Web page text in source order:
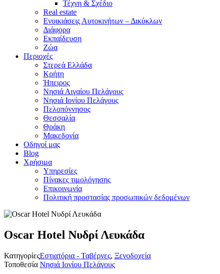
Τέχνη & Σχέδιο
Real estate
Ενοικιάσεις Αυτοκινήτων – Δικύκλων
Διάφορα
Εκπαίδευση
Ζώα
Περιοχές
Στερεά Ελλάδα
Κρήτη
Ήπειρος
Νησιά Αιγαίου Πελάγους
Νησιά Ιονίου Πελάγους
Πελοπόννησος
Θεσσαλία
Θράκη
Μακεδονία
Οδηγοί μας
Blog
Χρήσιμα
Υπηρεσίες
Πίνακες τιμολόγησης
Επικοινωνία
Πολιτική προστασίας προσωπικών δεδομένων
Oscar Hotel Νυδρί Λευκάδα
ΚατηγορίεςΕστιατόρια - Ταβέρνες, Ξενοδοχεία
Τοποθεσία Νησιά Ιονίου Πελάγους